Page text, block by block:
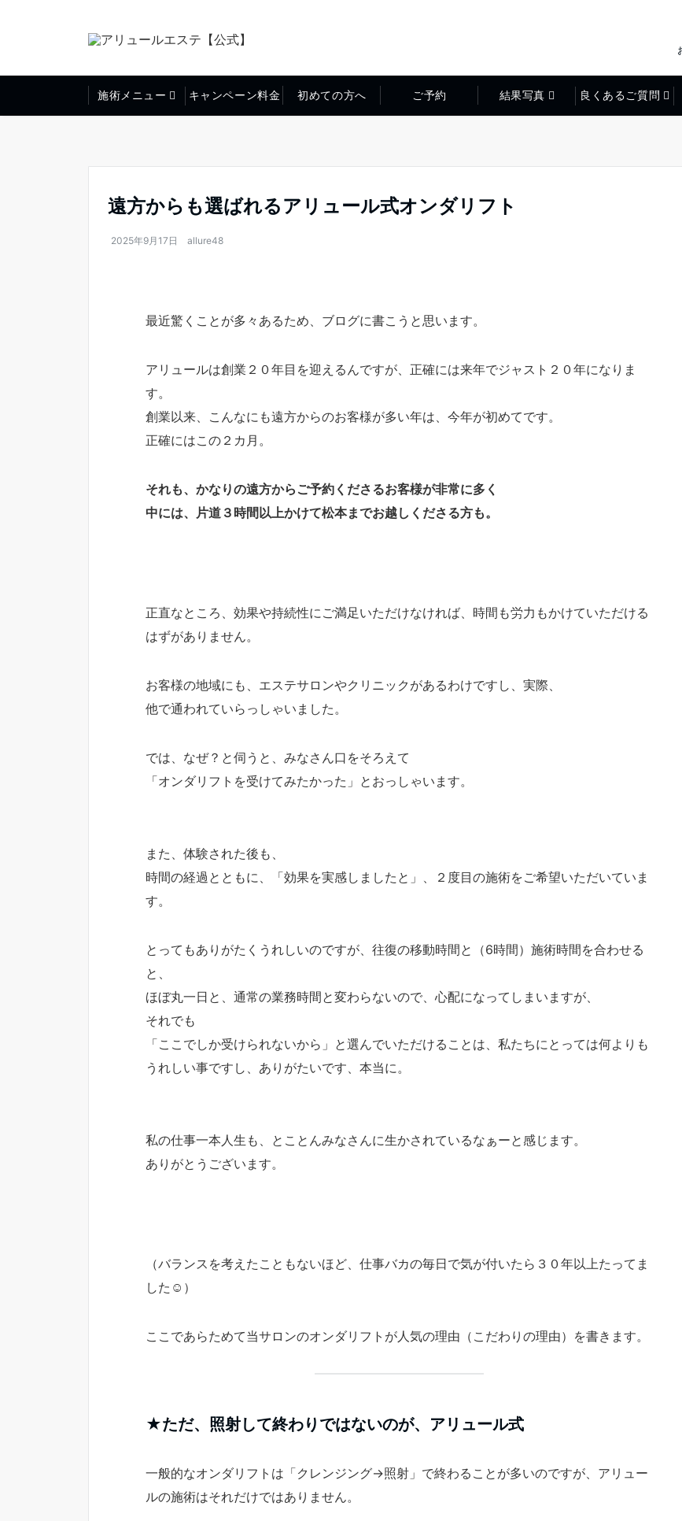
施術メニュー キャンペーン料金 初めての方へ ご予約 結果写真 良くあるご質問
遠方からも選ばれるアリュール式オンダリフト
2025年9月17日 allure48
最近驚くことが多々あるため、ブログに書こうと思います。
アリュールは創業２０年目を迎えるんですが、正確には来年でジャスト２０年になりま
す。
創業以来、こんなにも遠方からのお客様が多い年は、今年が初めてです。
正確にはこの２カ月。
それも、かなりの遠方からご予約くださるお客様が非常に多く
中には、片道３時間以上かけて松本までお越しくださる方も。
正直なところ、効果や持続性にご満足いただけなければ、時間も労力もかけていただける
はずがありません。
お客様の地域にも、エステサロンやクリニックがあるわけですし、実際、
他で通われていらっしゃいました。
では、なぜ？と伺うと、みなさん口をそろえて
「オンダリフトを受けてみたかった」とおっしゃいます。
また、体験された後も、
時間の経過とともに、「効果を実感しましたと」、２度目の施術をご希望いただいていま
す。
とってもありがたくうれしいのですが、往復の移動時間と（6時間）施術時間を合わせる
と、
ほぼ丸一日と、通常の業務時間と変わらないので、心配になってしまいますが、
それでも
「ここでしか受けられないから」と選んでいただけることは、私たちにとっては何よりも
うれしい事ですし、ありがたいです、本当に。
私の仕事一本人生も、とことんみなさんに生かされているなぁーと感じます。
ありがとうございます。
（バランスを考えたこともないほど、仕事バカの毎日で気が付いたら３０年以上たってま
した☺）
ここであらためて当サロンのオンダリフトが人気の理由（こだわりの理由）を書きます。
★ただ、照射して終わりではないのが、アリュール式
一般的なオンダリフトは「クレンジング→照射」で終わることが多いのですが、アリュー
ルの施術はそれだけではありません。